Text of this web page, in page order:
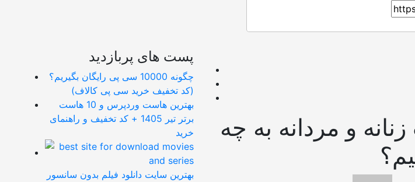
پست های پربازدید
چگونه 10000 سی پی رایگان بگیریم؟
(کد تخفیف خرید سی پی کالاف)
بهترین هاست وردپرس و 10 هاست
برتر تیر 1405 + کد تخفیف و راهنمای
خرید
بهترین سایت دانلود فیلم بدون سانسور
و مردانه به چه